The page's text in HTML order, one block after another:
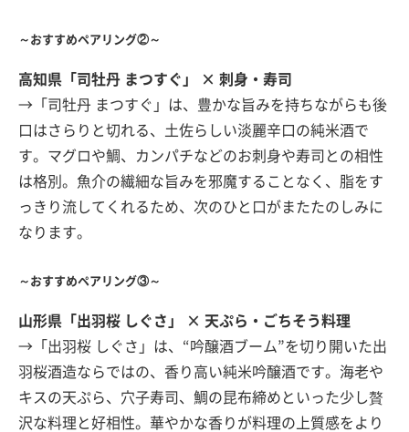
～おすすめペアリング②～
高知県「司牡丹 まつすぐ」 × 刺身・寿司
→「司牡丹 まつすぐ」は、豊かな旨みを持ちながらも後
口はさらりと切れる、土佐らしい淡麗辛口の純米酒で
す。マグロや鯛、カンパチなどのお刺身や寿司との相性
は格別。魚介の繊細な旨みを邪魔することなく、脂をす
っきり流してくれるため、次のひと口がまたたのしみに
なります。
～おすすめペアリング③～
山形県「出羽桜 しぐさ」 × 天ぷら・ごちそう料理
→「出羽桜 しぐさ」は、“吟醸酒ブーム”を切り開いた出
羽桜酒造ならではの、香り高い純米吟醸酒です。海老や
キスの天ぷら、穴子寿司、鯛の昆布締めといった少し贅
沢な料理と好相性。華やかな香りが料理の上質感をより